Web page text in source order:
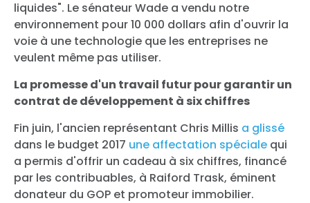
liquides". Le sénateur Wade a vendu notre
environnement pour 10 000 dollars afin d'ouvrir la
voie à une technologie que les entreprises ne
veulent même pas utiliser.
La promesse d'un travail futur pour garantir un
contrat de développement à six chiffres
Fin juin, l'ancien représentant Chris Millis a glissé
dans le budget 2017 une affectation spéciale qui
a permis d'offrir un cadeau à six chiffres, financé
par les contribuables, à Raiford Trask, éminent
donateur du GOP et promoteur immobilier.